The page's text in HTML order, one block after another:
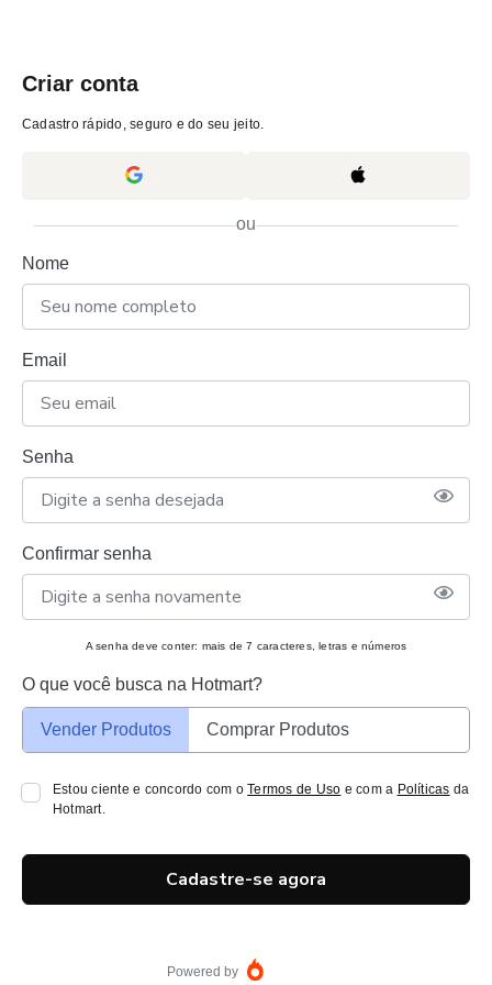
Criar conta
Cadastro rápido, seguro e do seu jeito.
ou
Nome
Email
Senha
Confirmar senha
A senha deve conter: mais de 7 caracteres, letras e números
O que você busca na Hotmart?
Vender Produtos Comprar Produtos
Estou ciente e concordo com oTermos de Uso e com a Políticas da
Hotmart.
Cadastre-se agora
Powered by